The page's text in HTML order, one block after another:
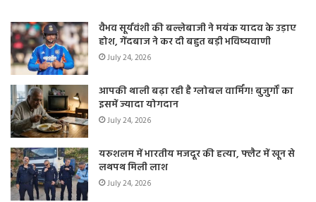
वैभव सूर्यवंशी की बल्लेबाजी ने मयंक यादव के उड़ाए
होश, गेंदबाज ने कर दी बहुत बड़ी भविष्यवाणी
July 24, 2026
आपकी थाली बढ़ा रही है ग्लोबल वार्मिंग! बुजुर्गों का
इसमें ज्यादा योगदान
July 24, 2026
यरुशलम में भारतीय मजदूर की हत्या, फ्लैट में खून से
लथपथ मिली लाश
July 24, 2026